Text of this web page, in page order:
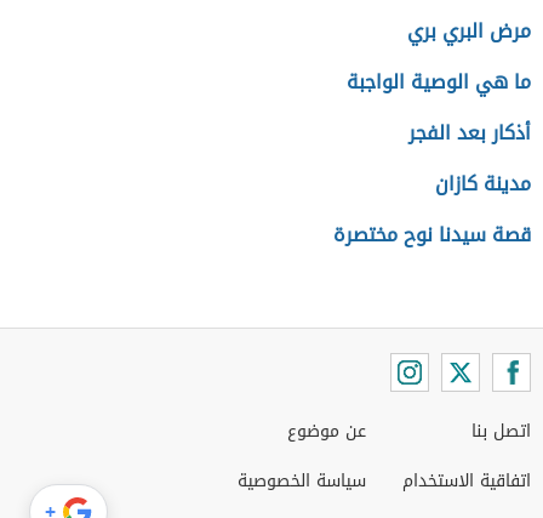
مرض البري بري
ما هي الوصية الواجبة
أذكار بعد الفجر
مدينة كازان
قصة سيدنا نوح مختصرة
اتصل بنا
اتفاقية الاستخدام
عن موضوع
سياسة الخصوصية
+